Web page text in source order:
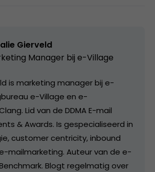
Gierveld
Manager bij e-Village
is marketing manager bij e-
e-Village en e-
Lid van de DDMA E-mail
& Awards. Is gespecialiseerd in
customer centricity, inbound
mailmarketing. Auteur van de e-
Blogt regelmatig over